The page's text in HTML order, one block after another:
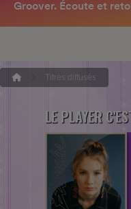
Titres diffusés
LE PLAYER